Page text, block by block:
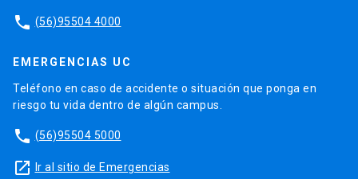
phone (56)95504 4000
EMERGENCIAS UC
Teléfono en caso de accidente o situación que ponga en
riesgo tu vida dentro de algún campus.
phone (56)95504 5000
launch Ir al sitio de Emergencias